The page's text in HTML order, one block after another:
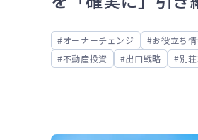
イント
オーナーチェンジ お役立ち
不動産投資
出口戦略 別